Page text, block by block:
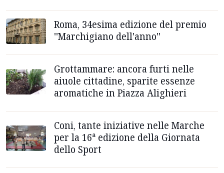
Roma, 34esima edizione del premio
''Marchigiano dell'anno''
Grottammare: ancora furti nelle
aiuole cittadine, sparite essenze
aromatiche in Piazza Alighieri
Coni, tante iniziative nelle Marche
per la 16ª edizione della Giornata
dello Sport